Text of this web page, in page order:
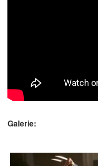
Galerie: